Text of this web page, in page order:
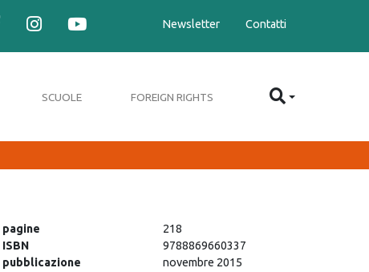
Newsletter Contatti
SCUOLE FOREIGN RIGHTS
pagine
218
ISBN
9788869660337
pubblicazione
novembre 2015